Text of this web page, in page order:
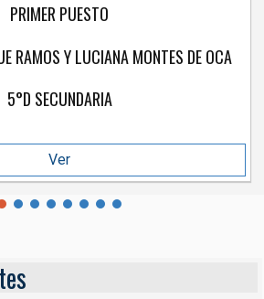
PRIMER PUESTO
RAMOS Y LUCIANA MONTES DE OCA
5°D SECUNDARIA
Ver